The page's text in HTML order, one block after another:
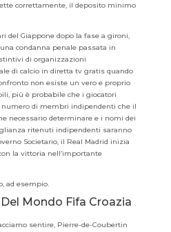
correttamente, il deposito minimo
del Giappone dopo la fase a gironi,
condanna penale passata in
di organizzazioni
di calcio in diretta tv gratis quando
non esiste un vero e proprio
più è probabile che i giocatori
di membri indipendenti che il
necessario determinare e i nomi dei
ritenuti indipendenti saranno
Societario, il Real Madrid inizia
la vittoria nell’importante
ad esempio.
Mondo Fifa Croazia
sentire, Pierre-de-Coubertin